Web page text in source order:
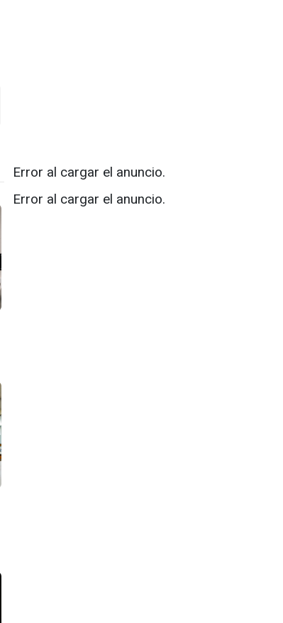
Error al cargar el anuncio.
Error al cargar el anuncio.